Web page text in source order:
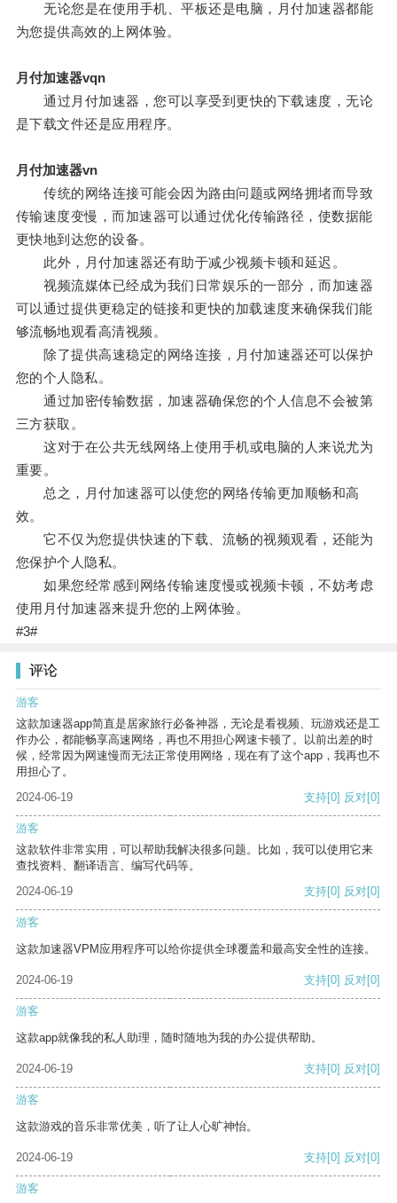
无论您是在使用手机、平板还是电脑，月付加速器都能
为您提供高效的上网体验。
月付加速器vqn
通过月付加速器，您可以享受到更快的下载速度，无论
是下载文件还是应用程序。
月付加速器vn
传统的网络连接可能会因为路由问题或网络拥堵而导致
传输速度变慢，而加速器可以通过优化传输路径，使数据能
更快地到达您的设备。
此外，月付加速器还有助于减少视频卡顿和延迟。
视频流媒体已经成为我们日常娱乐的一部分，而加速器
可以通过提供更稳定的链接和更快的加载速度来确保我们能
够流畅地观看高清视频。
除了提供高速稳定的网络连接，月付加速器还可以保护
您的个人隐私。
通过加密传输数据，加速器确保您的个人信息不会被第
三方获取。
这对于在公共无线网络上使用手机或电脑的人来说尤为
重要。
总之，月付加速器可以使您的网络传输更加顺畅和高
效。
它不仅为您提供快速的下载、流畅的视频观看，还能为
您保护个人隐私。
如果您经常感到网络传输速度慢或视频卡顿，不妨考虑
使用月付加速器来提升您的上网体验。
#3#
评论
游客
这款加速器app简直是居家旅行必备神器，无论是看视频、玩游戏还是工
作办公，都能畅享高速网络，再也不用担心网速卡顿了。以前出差的时
候，经常因为网速慢而无法正常使用网络，现在有了这个app，我再也不
用担心了。
2024-06-19
支持[0] 反对[0]
游客
这款软件非常实用，可以帮助我解决很多问题。比如，我可以使用它来
查找资料、翻译语言、编写代码等。
2024-06-19
支持[0] 反对[0]
游客
这款加速器VPM应用程序可以给你提供全球覆盖和最高安全性的连接。
2024-06-19 支持[0] 反对[0]
游客
这款app就像我的私人助理，随时随地为我的办公提供帮助。
2024-06-19 支持[0] 反对[0]
游客
这款游戏的音乐非常优美，听了让人心旷神怡。
2024-06-19 支持[0] 反对[0]
游客